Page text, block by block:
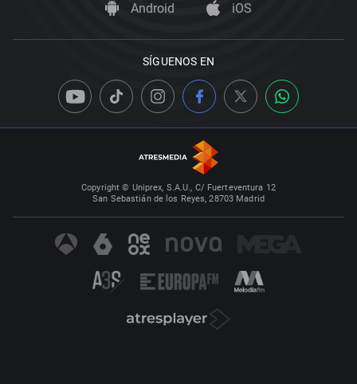
Android iOS
SÍGUENOS EN
Copyright © Uniprex, S.A.U., C/ Fuerteventura 12
San Sebastián de los Reyes, 28703 Madrid